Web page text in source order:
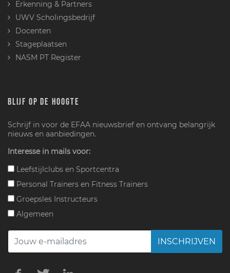
Erkenning & Partners
UWV Scholingsbedrijf
Docenten
Stageplaatsen
NASM PT Register
BLIJF OP DE HOOGTE
Schrijf in voor de EFAA nieuwsbrief en ontvang belangrijk
nieuws en aanbiedingen.
Interesse in mails voor:
Leefstijlclubs en Sportcentra
Personal Trainers en Fitness Trainers
Groepsles Instructeurs
Algemeen
INSCHRIJVEN